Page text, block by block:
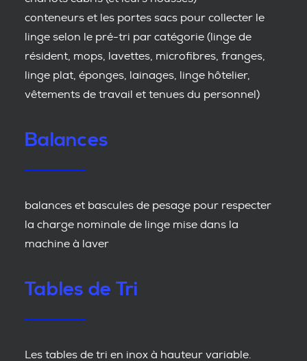
conteneurs et les portes sacs pour collecter le
linge selon le pré-tri par catégorie (linge de
résident, mops, lavettes, microfibres, franges,
linge plat, éponges, lainages, linge hôtelier,
vêtements de travail et tenues du personnel)
Balances
balances et bascules de pesage pour respecter
la charge nominale de linge mise dans la
machine à laver
Tables de Tri
Les tables de tri en inox à hauteur variable.